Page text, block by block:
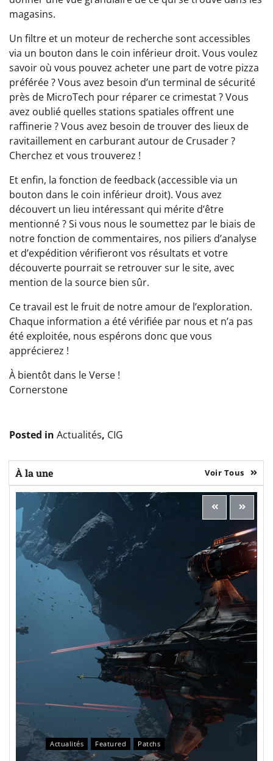
magasins.
Un filtre et un moteur de recherche sont accessibles
via un bouton dans le coin inférieur droit. Vous voulez
savoir où vous pouvez acheter une part de votre pizza
préférée ? Vous avez besoin d’un terminal de sécurité
près de MicroTech pour réparer ce crimestat ? Vous
avez oublié quelles stations spatiales offrent une
raffinerie ? Vous avez besoin de trouver des lieux de
ravitaillement en carburant autour de Crusader ?
Cherchez et vous trouverez !
Et enfin, la fonction de feedback (accessible via un
bouton dans le coin inférieur droit). Vous avez
découvert un lieu intéressant qui mérite d’être
mentionné ? Si vous nous le soumettez par le biais de
notre fonction de commentaires, nos piliers d’analyse
et d’expédition vérifieront vos résultats et votre
découverte pourrait se retrouver sur le site, avec
mention de la source bien sûr.
Ce travail est le fruit de notre amour de l’exploration.
Chaque information a été vérifiée par nous et n’a pas
été exploitée, nous espérons donc que vous
apprécierez !
À bientôt dans le Verse !
Cornerstone
Posted in Actualités, CIG
À la une Voir Tous
Actualités Featured Patchs